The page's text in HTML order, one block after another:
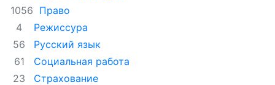
1056 Право
4
Режиссура
56
Русский язык
61
Социальная работа
23
Страхование